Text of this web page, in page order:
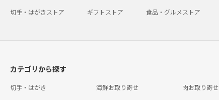
切手・はがきストア ギフトストア 食品・グルメストア
カテゴリから探す
切手・はがき 海鮮お取り寄せ 肉お取り寄せ